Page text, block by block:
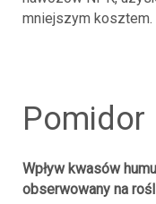
mniejszym kosztem.
pomidor
Wpływ kwasów
obserwowany na